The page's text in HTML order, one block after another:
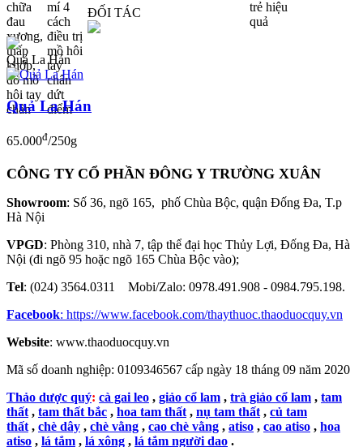
ĐỐI TÁC
Quả La Hán
Quả La Hán
65.000đ/250g
CÔNG TY CỔ PHẦN ĐÔNG Y TRƯỜNG XUÂN
Showroom: Số 36, ngõ 165, phố Chùa Bộc, quận Đống Đa, T.p
Hà Nội
VPGD: Phòng 310, nhà 7, tập thể đại học Thủy Lợi, Đống Đa, Hà
Nội (đi ngõ 95 hoặc ngõ 165 Chùa Bộc vào);
Tel: (024) 3564.0311 Mobi/Zalo: 0978.491.908 - 0984.795.198.
Facebook: https://www.facebook.com/thaythuoc.thaoduocquy.vn
Website: www.thaoduocquy.vn
Mã số doanh nghiệp: 0109346567 cấp ngày 18 tháng 09 năm 2020
Thảo dược quý: cà gai leo , giảo cổ lam , trà giảo cổ lam , tam
thất , tam thất bắc , hoa tam thất , nụ tam thất , củ tam
thất , chè dây , chè vằng , cao chè vằng , atiso , cao atiso , hoa
atiso , lá tắm , lá xông , lá tắm người dao .